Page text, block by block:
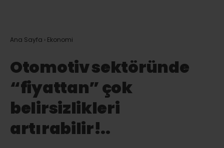
Ana Sayfa › Ekonomi
Otomotiv sektöründe
“fiyattan” çok
belirsizlikleri
artırabilir!..